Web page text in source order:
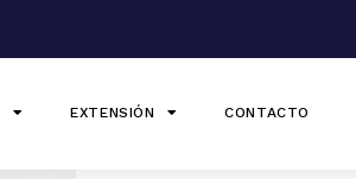
EXTENSIÓN CONTACTO